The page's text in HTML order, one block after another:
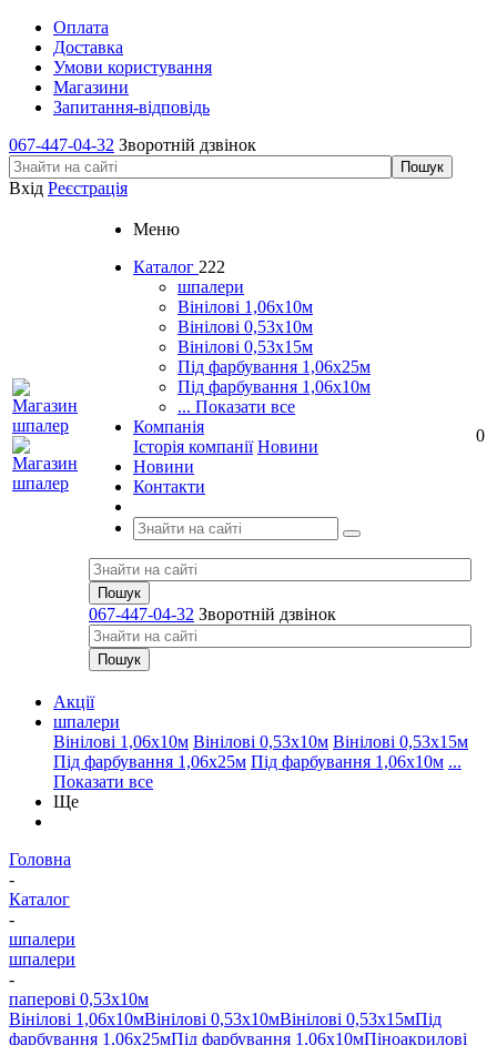
Оплата
Доставка
Умови користування
Магазини
Запитання-відповідь
067-447-04-32 Зворотній дзвінок
Вхід Реєстрація
Меню
Каталог 222
шпалери
Вінілові 1,06х10м
Вінілові 0,53х10м
Вінілові 0,53х15м
Під фарбування 1,06х25м
Під фарбування 1,06х10м
... Показати все
Компанія
Історія компанії Новини
Новини
Контакти
067-447-04-32 Зворотній дзвінок
0
Акції
шпалери
Вінілові 1,06х10м Вінілові 0,53х10м Вінілові 0,53х15м
Під фарбування 1,06х25м Під фарбування 1,06х10м ...
Показати все
Ще
Головна
-
Каталог
-
шпалери
шпалери
-
паперові 0,53х10м
Вінілові 1,06х10мВінілові 0,53х10мВінілові 0,53х15мПід
фарбування 1,06х25мПід фарбування 1,06х10мПіноакрилові